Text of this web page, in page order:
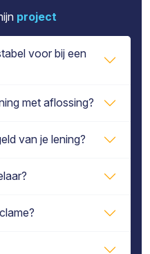
project
voor bij een
met aflossing?
van je lening?